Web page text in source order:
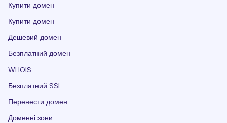
Купити домен
Купити домен
Дешевий домен
Безплатний домен
WHOIS
Безплатний SSL
Перенести домен
Доменні зони